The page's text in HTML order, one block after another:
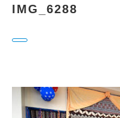
IMG_6288